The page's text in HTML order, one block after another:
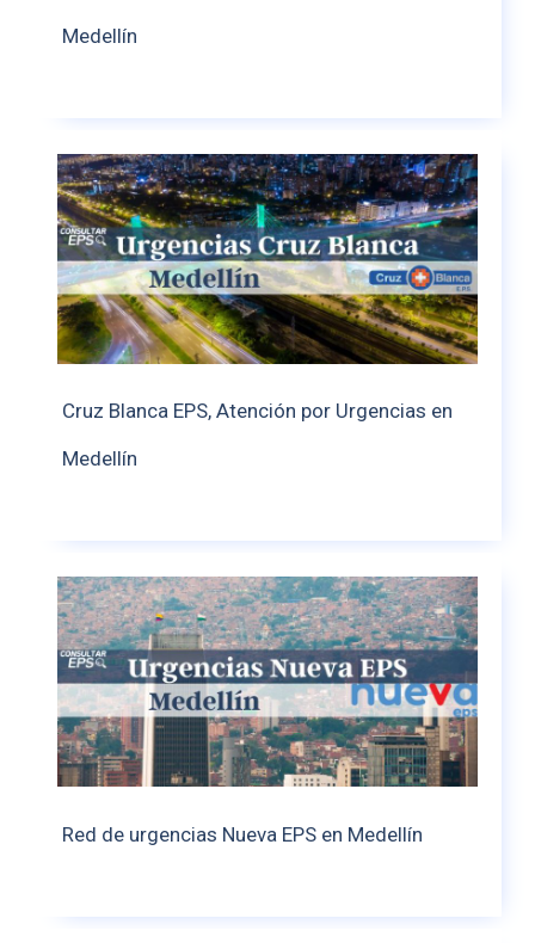
Medellín
Cruz Blanca EPS, Atención por Urgencias en
Medellín
Red de urgencias Nueva EPS en Medellín